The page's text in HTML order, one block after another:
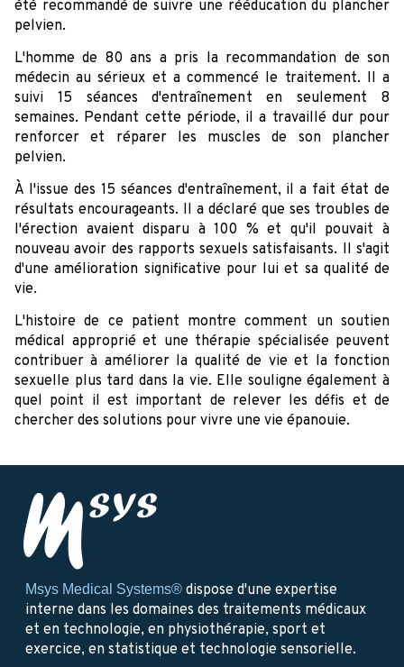
été recommandé de suivre une rééducation du plancher
pelvien.
L'homme de 80 ans a pris la recommandation de son
médecin au sérieux et a commencé le traitement. Il a
suivi 15 séances d'entraînement en seulement 8
semaines. Pendant cette période, il a travaillé dur pour
renforcer et réparer les muscles de son plancher
pelvien.
À l'issue des 15 séances d'entraînement, il a fait état de
résultats encourageants. Il a déclaré que ses troubles de
l'érection avaient disparu à 100 % et qu'il pouvait à
nouveau avoir des rapports sexuels satisfaisants. Il s'agit
d'une amélioration significative pour lui et sa qualité de
vie.
L'histoire de ce patient montre comment un soutien
médical approprié et une thérapie spécialisée peuvent
contribuer à améliorer la qualité de vie et la fonction
sexuelle plus tard dans la vie. Elle souligne également à
quel point il est important de relever les défis et de
chercher des solutions pour vivre une vie épanouie.
Msys Medical Systems® dispose d'une expertise
interne dans les domaines des traitements médicaux
et en technologie, en physiothérapie, sport et
exercice, en statistique et technologie sensorielle.